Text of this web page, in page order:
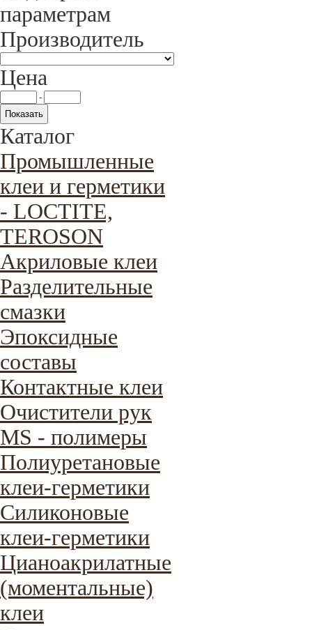
параметрам
Производитель
Цена
-
Каталог
Промышленные
клеи и герметики
- LOCTITE,
TEROSON
Акриловые клеи
Разделительные
смазки
Эпоксидные
составы
Контактные клеи
Очистители рук
MS - полимеры
Полиуретановые
клеи-герметики
Силиконовые
клеи-герметики
Цианоакрилатные
(моментальные)
клеи